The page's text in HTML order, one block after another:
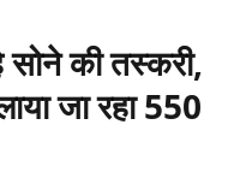
सोने की तस्करी,
जा रहा 550